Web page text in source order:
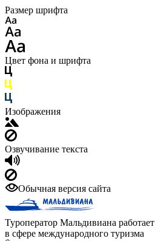
Размер шрифта
Цвет фона и шрифта
Изображения
Озвучивание текста
Обычная версия сайта
Туроператор Мальдивиана работает
в сфере международного туризма